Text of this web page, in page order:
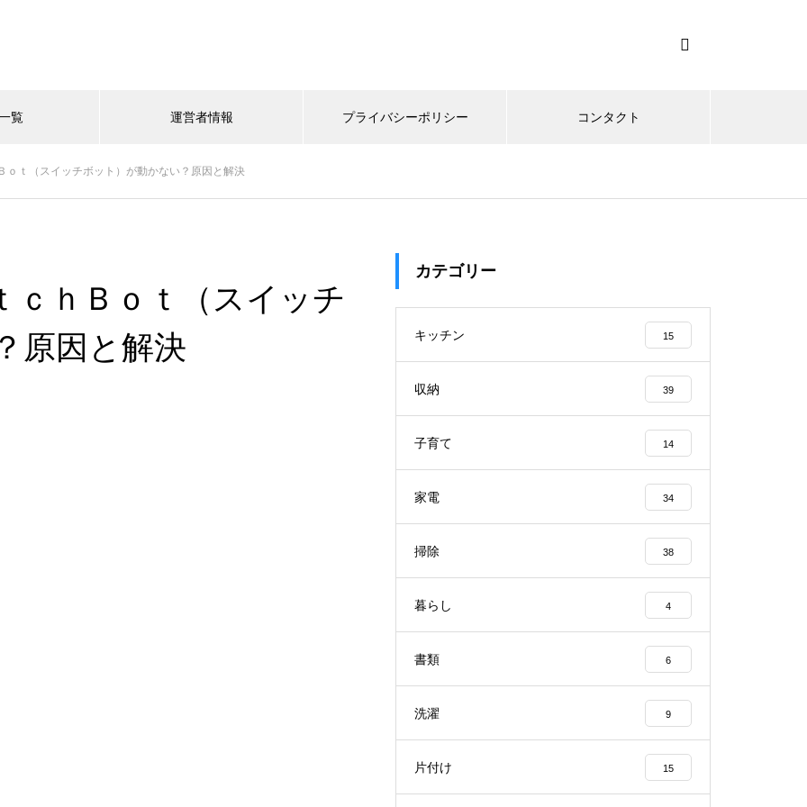
覧 運営者情報 プライバシーポリシー コンタクト
ｏｔ（スイッチボット）が動かない？原因と解決
ｃｈＢｏｔ（スイッチ
原因と解決
カテゴリー
キッチン 15
収納 39
子育て 14
家電 34
掃除 38
暮らし 4
書類 6
洗濯 9
片付け 15